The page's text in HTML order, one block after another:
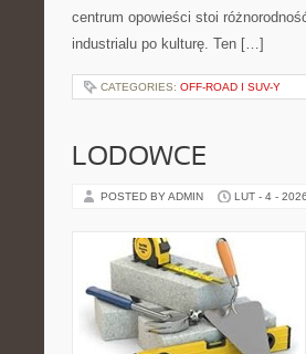
centrum opowieści stoi
industrialu po kulturę. Ten […]
CATEGORIES: OFF-ROAD I SUV-Y
LODOWCE
POSTED BY ADMIN LUT - 4 - 2026